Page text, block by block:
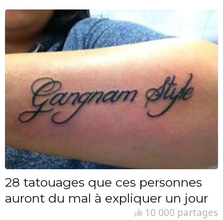
28 tatouages que ces personnes
auront du mal à expliquer un jour
10 000 partages